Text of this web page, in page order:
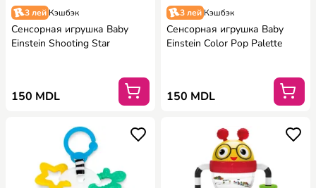
3 лей Кэшбэк
Сенсорная игрушка Baby
Einstein Shooting Star
150 MDL
3 лей Кэшбэк
Сенсорная игрушка Baby
Einstein Color Pop Palette
150 MDL